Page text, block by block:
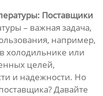
Поставщики
– важная задача,
например,
холодильнике или
целей,
и надежности. Но
Давайте